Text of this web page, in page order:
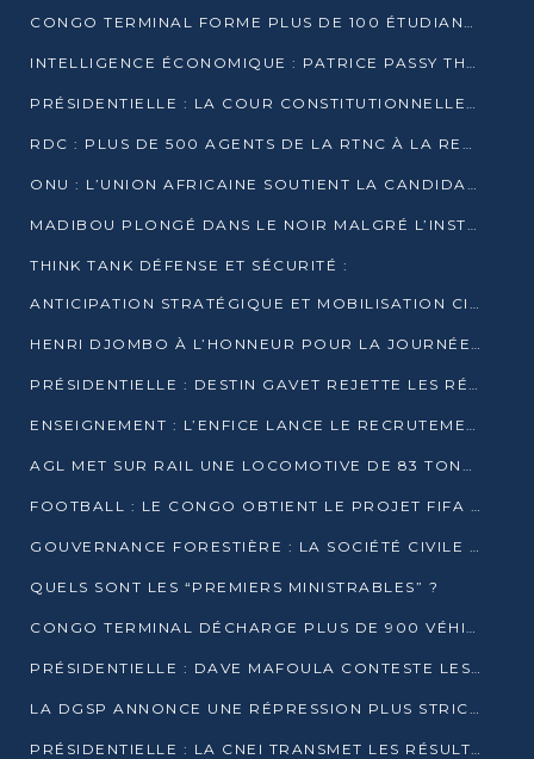
CONGO TERMINAL FORME PLUS DE 100 ÉTUDIANTS AUX TECHNIQUES D’EMBAUCHE
INTELLIGENCE ÉCONOMIQUE : PATRICE PASSY THÉORISE UNE STRATÉGIE ADAPTÉE AUX CONTEXTES FRAGMENTÉS
PRÉSIDENTIELLE : LA COUR CONSTITUTIONNELLE CONFIRME LA VICTOIRE DE SASSOU NGUESSO AVEC 94,90 % DES SUFFRAGES
RDC : PLUS DE 500 AGENTS DE LA RTNC À LA RETRAITE, UNE PAGE SE TOURNE
ONU : L’UNION AFRICAINE SOUTIENT LA CANDIDATURE DE MACKY SALL
MADIBOU PLONGÉ DANS LE NOIR MALGRÉ L’INSTALLATION D’UN NOUVEAU TRANSFORMATEUR
THINK TANK DÉFENSE ET SÉCURITÉ :
ANTICIPATION STRATÉGIQUE ET MOBILISATION CITOYENNE POUR NOTRE SOUVERAINETÉ NATIONALE
HENRI DJOMBO À L’HONNEUR POUR LA JOURNÉE MONDIALE DU THÉÂTRE
PRÉSIDENTIELLE : DESTIN GAVET REJETTE LES RÉSULTATS ET APPELLE À UN DIALOGUE NATIONAL
ENSEIGNEMENT : L’ENFICE LANCE LE RECRUTEMENT DE SA PREMIÈRE PROMOTION DE PROFESSEURS DES ÉCOLES
AGL MET SUR RAIL UNE LOCOMOTIVE DE 83 TONNES À POINTE-NOIRE
FOOTBALL : LE CONGO OBTIENT LE PROJET FIFA ARENA POUR SES 15 DÉPARTEMENTS
GOUVERNANCE FORESTIÈRE : LA SOCIÉTÉ CIVILE CONGOLAISE AFFICHE SES PRIORITÉS POUR 2026
QUELS SONT LES “PREMIERS MINISTRABLES” ?
CONGO TERMINAL DÉCHARGE PLUS DE 900 VÉHICULES EN QUELQUES HEURES
PRÉSIDENTIELLE : DAVE MAFOULA CONTESTE LES RÉSULTATS PROVISOIRES
LA DGSP ANNONCE UNE RÉPRESSION PLUS STRICTE CONTRE LES MOTO-TAXIS
PRÉSIDENTIELLE : LA CNEI TRANSMET LES RÉSULTATS PROVISOIRES À LA COUR CONSTITUTIONNELLE